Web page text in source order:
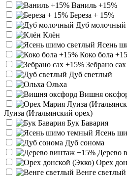
Ваниль +15%
Береза + 15%
Дуб молочный
Клён
Ясень
Коко бола
Зебрано
Дуб светлый
Ольха
Вишня
Луиза (Итальянский орех)
Бук Бавария
Ясень
Дуб сонома
Дерево
Орех
Венге светлый